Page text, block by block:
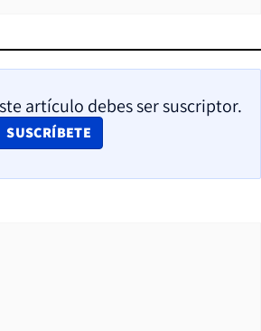
artículo debes ser suscriptor.
SUSCRÍBETE
OPENS IN NEW WINDOW